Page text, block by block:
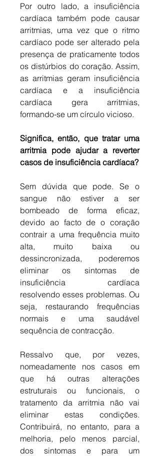
Por outro lado, a insuficiência
cardíaca também pode causar
arritmias, uma vez que o ritmo
cardíaco pode ser alterado pela
presença de praticamente todos
os distúrbios do coração. Assim,
as arritmias geram insuficiência
cardíaca e a insuficiência
cardíaca gera arritmias,
formando-se um círculo vicioso.
Significa, então, que tratar uma
arritmia pode ajudar a reverter
casos de insuficiência cardíaca?
Sem dúvida que pode. Se o
sangue não estiver a ser
bombeado de forma eficaz,
devido ao facto de o coração
contrair a uma frequência muito
alta, muito baixa ou
dessincronizada, poderemos
eliminar os sintomas de
insuficiência cardíaca
resolvendo esses problemas. Ou
seja, restaurando frequências
normais e uma saudável
sequência de contracção.
Ressalvo que, por vezes,
nomeadamente nos casos em
que há outras alterações
estruturais ou funcionais, o
tratamento da arritmia não vai
eliminar estas condições.
Contribuirá, no entanto, para a
melhoria, pelo menos parcial,
dos sintomas e para um